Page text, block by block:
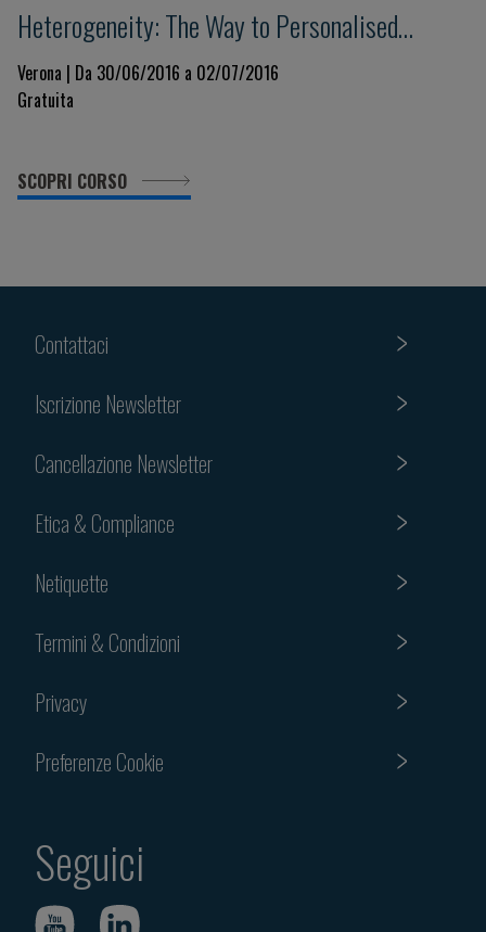
Heterogeneity: The Way to Personalised
Medicine
Verona | Da 30/06/2016 a 02/07/2016
Gratuita
SCOPRI CORSO
Contattaci
Iscrizione Newsletter
Cancellazione Newsletter
Etica & Compliance
Netiquette
Termini & Condizioni
Privacy
Preferenze Cookie
Seguici